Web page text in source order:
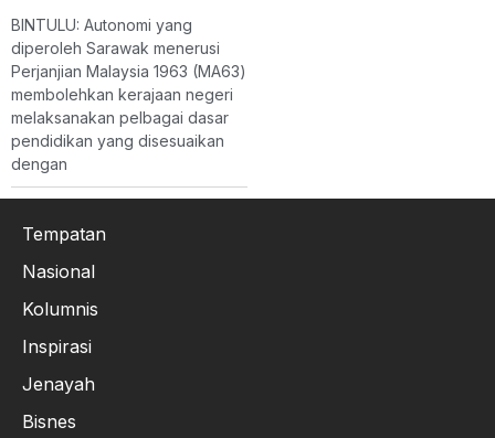
BINTULU: Autonomi yang
diperoleh Sarawak menerusi
Perjanjian Malaysia 1963 (MA63)
membolehkan kerajaan negeri
melaksanakan pelbagai dasar
pendidikan yang disesuaikan
dengan
Tempatan
Nasional
Kolumnis
Inspirasi
Jenayah
Bisnes